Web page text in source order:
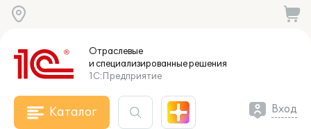
Отраслевые
и специализированныерешения
1С:Предприятие
Каталог Вход